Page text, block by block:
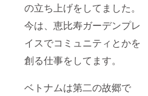
の立ち上げをしてました。
今は、恵比寿ガーデンプレ
イスでコミュニティとかを
創る仕事をしてます。
ベトナムは第二の故郷で